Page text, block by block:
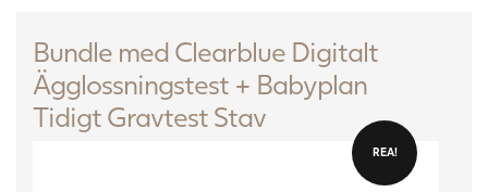
Bundle med Clearblue Digitalt
Ägglossningstest + Babyplan
Tidigt Gravtest Stav
REA!